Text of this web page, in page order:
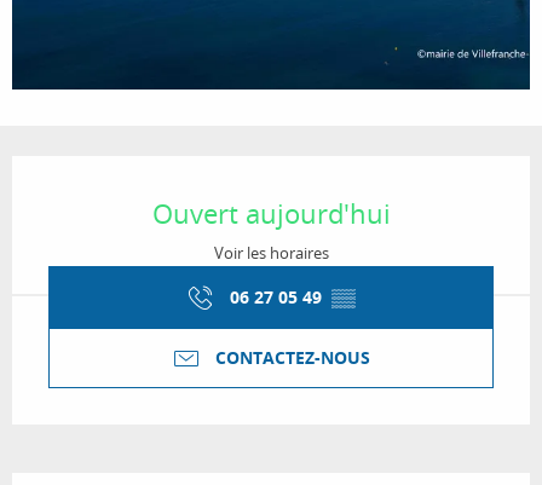
Ouvert aujourd'hui
Voir les horaires
06 27 05 49 ▒▒
CONTACTEZ-NOUS